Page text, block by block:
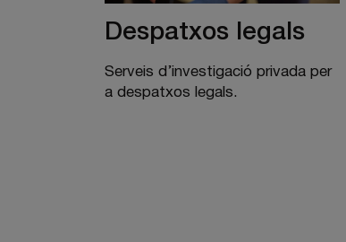
Despatxos legals
Serveis d’investigació privada per
a despatxos legals.